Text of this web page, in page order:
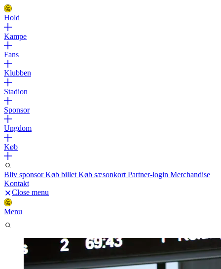
Hold
Kampe
Fans
Klubben
Stadion
Sponsor
Ungdom
Køb
Bliv sponsorKøb billet Køb sæsonkort Partner-login Merchandise
Kontakt
Close menu
Menu